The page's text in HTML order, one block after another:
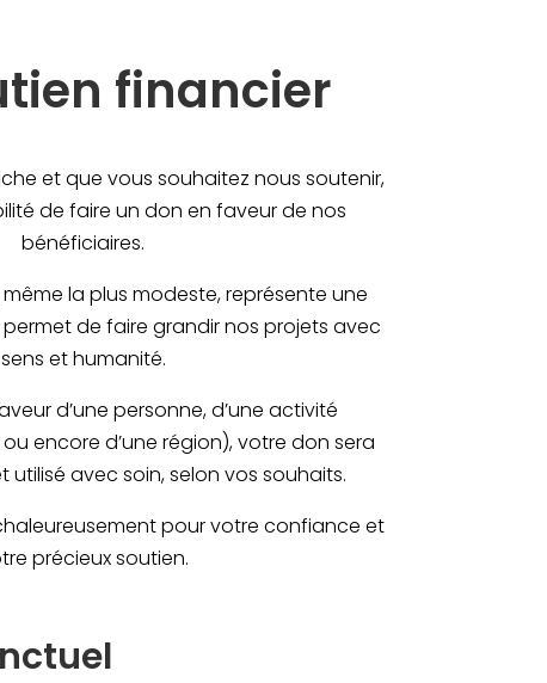
financier
et que vous souhaitez nous soutenir,
de faire un don en faveur de nos
bénéficiaires.
la plus modeste, représente une
de faire grandir nos projets avec
sens et humanité.
d’une personne, d’une activité
encore d’une région), votre don sera
utilisé avec soin, selon vos souhaits.
pour votre confiance et
précieux soutien.